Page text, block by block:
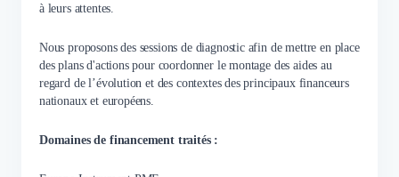
à leurs attentes.
Nous proposons des sessions de diagnostic afin de mettre en place
des plans d'actions pour coordonner le montage des aides au
regard de l’évolution et des contextes des principaux financeurs
nationaux et européens.
Domaines de financement traités :